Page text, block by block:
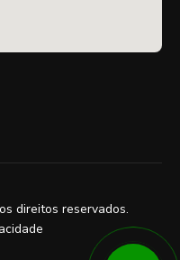
direitos reservados.